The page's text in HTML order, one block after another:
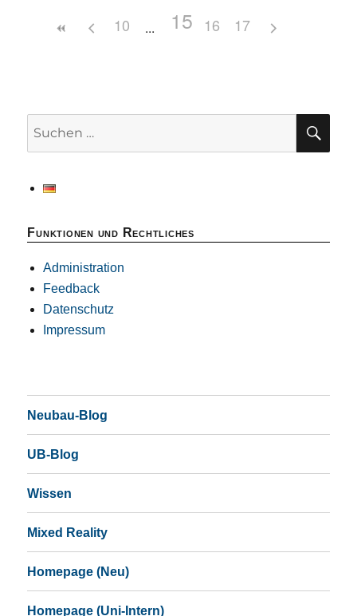
10 15 16 17
Funktionen und Rechtliches
Administration
Feedback
Datenschutz
Impressum
Neubau-Blog
UB-Blog
Wissen
Mixed Reality
Homepage (Neu)
Homepage (Uni-Intern)